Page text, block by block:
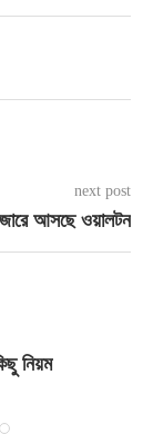
next post
আসছে ওয়ালটন
নিয়ম